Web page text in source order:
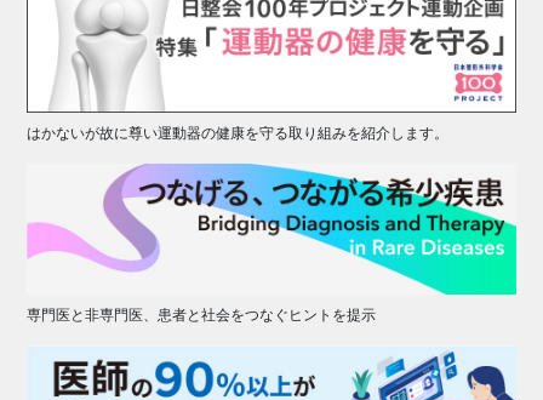
はかないが故に尊い運動器の健康を守る取り組みを紹介します。
専門医と非専門医、患者と社会をつなぐヒントを提示